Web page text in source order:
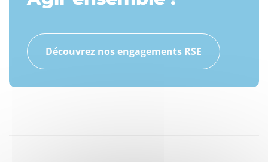
Découvrez nos engagements RSE